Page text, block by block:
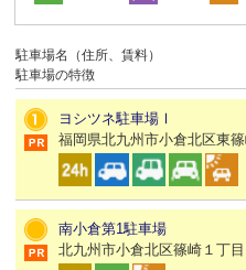
駐車場名（住所、賃料）
駐車場の特徴
ヨシツネ駐車場Ⅰ
福岡県北九州市小倉北区東
南小倉第1駐車場
北九州市小倉北区篠崎１丁